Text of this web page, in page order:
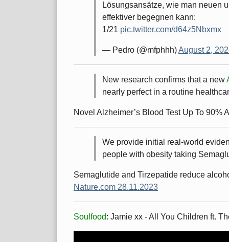
Lösungsansätze, wie man neuen
effektiver begegnen kann:
1/21 pic.twitter.com/d64z5Nbxmx
— Pedro (@mfphhh)August 2,
New research confirms that a new
nearly perfect in a routine
Novel Alzheimer’s Blood Test Up To 90%
We provide initial real-world
people with obesity taking
Semaglutide and Tirzepatide reduce
Nature.com 28.11.2023
Soulfood: Jamie xx - All You Children ft.